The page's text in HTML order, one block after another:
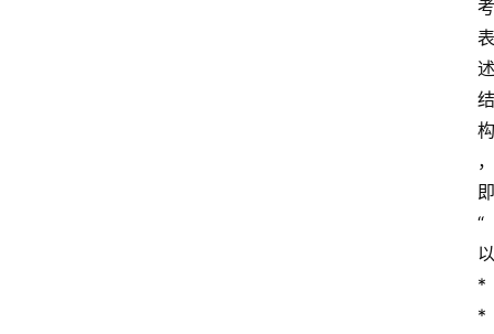
考
表
述
结
构
，
即
“
以
*
*